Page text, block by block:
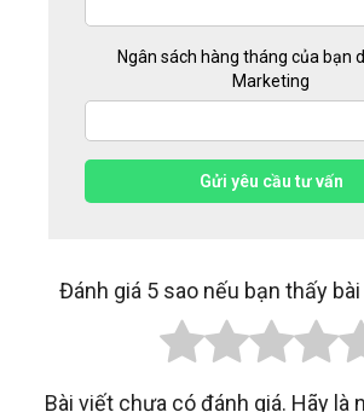
Ngân sách hàng tháng của bạn
Marketing
Gửi yêu cầu tư vấn
Đánh giá 5 sao nếu bạn thấy
Bài viết chưa có đánh giá. Hãy là